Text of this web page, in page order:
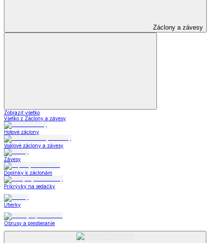
Záclony a závesy
Zobraziť všetko
Všetko z Záclony a závesy
Hotové záclony
Voálové záclony a závesy
Závesy
Doplnky k záclonám
Prikrývky na sedačky
Utierky
Obrusy a prestieranie